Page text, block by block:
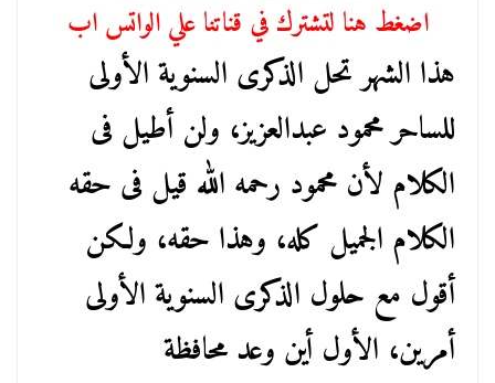
اضغط هنا لتشترك في قناتنا علي الواتس اب
هذا الشهر تحل الذكرى السنوية الأولى
للساحر محمود عبدالعزيز، ولن أطيل فى
الكلام لأن محمود رحمه الله قيل فى حقه
الكلام الجميل كله، وهذا حقه، ولكن
أقول مع حلول الذكرى السنوية الأولى
أمرين، الأول أين وعد محافظة